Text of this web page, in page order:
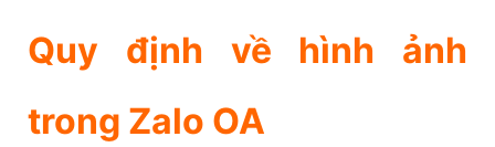
Quy định về hình ảnh
trong Zalo OA